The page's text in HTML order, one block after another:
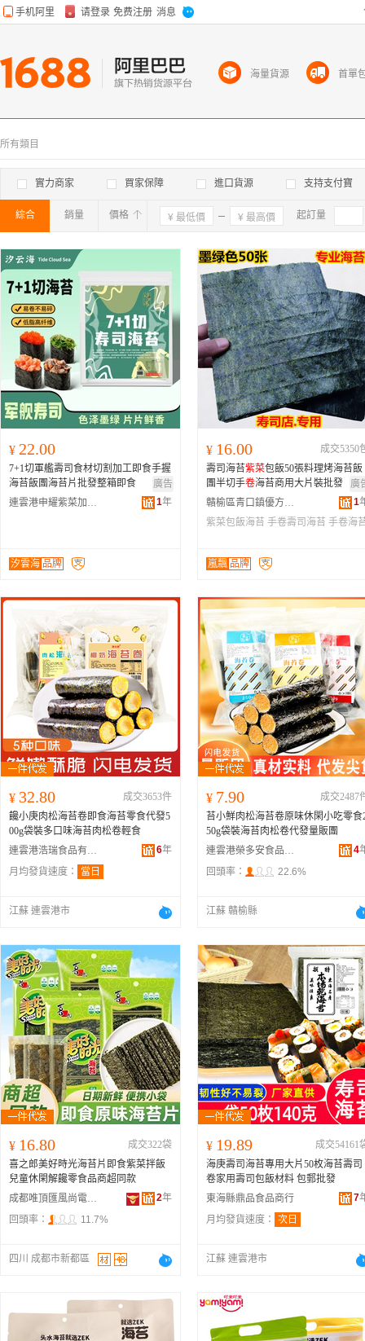
所有類目
實力商家 買家保障 進口貨源 支持支付寶
綜合 銷量 價格 確定 起訂量
¥ 22.00
7+1切軍艦壽司食材切割加工即食手握
海苔飯團海苔片批發整箱即食
廣告
連雲港申耀紫菜加工有限公司
1年
汐雲海 品牌
¥ 16.00
成交5350
壽司海苔紫菜包飯50張料理烤海苔飯
團半切手卷海苔商用大片裝批發
廣
贛榆區青口鎮優方食品經營部
1
紫菜包飯海苔 手卷壽司海苔 手卷海
嵐飄 品牌
¥ 32.80
成交3653件
饞小庚肉松海苔卷即食海苔零食代發5
00g袋裝多口味海苔肉松卷輕食
連雲港浩瑞食品有限公司
6年
月均發貨速度：
當日
江蘇 連雲港市
¥ 7.90
成交2487
苔小鮮肉松海苔卷原味休閑小吃零食
50g袋裝海苔肉松卷代發量販團
連雲港榮多安食品有限公司
4
回頭率：
22.6%
江蘇 贛榆縣
¥ 16.80
成交322袋
喜之郎美好時光海苔片即食紫菜拌飯
兒童休閑解饞零食品商超同款
成都唯頂匯風尚電子商務有限公司
2年
回頭率：
11.7%
四川 成都市新都區
¥ 19.89
成交54161
海庚壽司海苔專用大片50枚海苔壽司
卷家用壽司包飯材料 包郵批發
東海縣鼎品食品商行
7
月均發貨速度：
次日
江蘇 連雲港市
海量貨源 首單